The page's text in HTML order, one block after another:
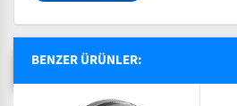
BENZER ÜRÜNLER: